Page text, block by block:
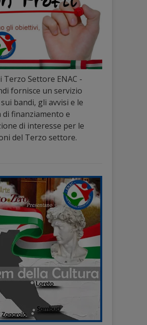
Terzo Settore ENAC -
fornisce un servizio
bandi, gli avvisi e le
finanziamento e
di interesse per le
del Terzo settore.